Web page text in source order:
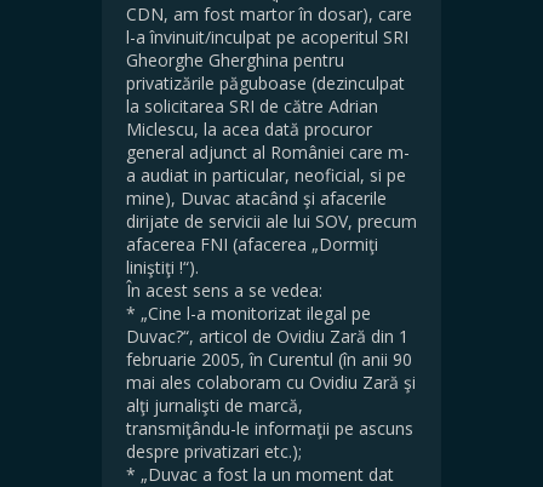
CDN, am fost martor în dosar), care
l-a învinuit/inculpat pe acoperitul SRI
Gheorghe Gherghina pentru
privatizările păguboase (dezinculpat
la solicitarea SRI de către Adrian
Miclescu, la acea dată procuror
general adjunct al României care m-
a audiat in particular, neoficial, si pe
mine), Duvac atacând şi afacerile
dirijate de servicii ale lui SOV, precum
afacerea FNI (afacerea „Dormiţi
liniştiţi !“).
În acest sens a se vedea:
* „Cine l-a monitorizat ilegal pe
Duvac?“, articol de Ovidiu Zară din 1
februarie 2005, în Curentul (în anii 90
mai ales colaboram cu Ovidiu Zară şi
alţi jurnalişti de marcă,
transmiţându-le informaţii pe ascuns
despre privatizari etc.);
* „Duvac a fost la un moment dat